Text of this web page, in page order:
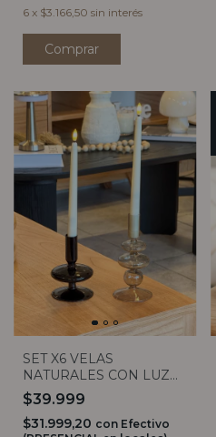
6 x $3.166,50 sin interés
SET X6 VELAS
NATURALES CON LUZ
LED
$39.999
$31.999,20 con Efectivo